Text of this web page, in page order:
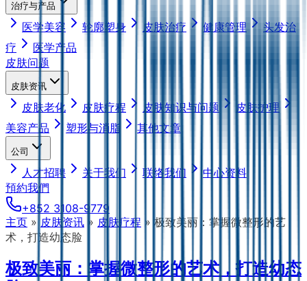
治疗与产品
医学美容 轮廓塑身 皮肤治疗 健康管理
头发治
疗
医学产品
皮肤问题
皮肤资讯
皮肤老化 皮肤疗程 皮肤知识与问题
皮肤护理
美容产品
塑形与消脂 其他文章
公司
人才招聘 关于我们 联络我们
中心资料
預約我們
+852 3108-9779
主页 » 皮肤资讯 » 皮肤疗程 » 极致美丽：掌握微整形的艺
术，打造幼态脸
极致美丽：掌握微整形的艺术，打造幼态